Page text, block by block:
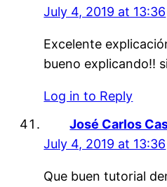
July 4, 2019 at 13:36
Excelente
bueno explicando!!
Log in to Reply
José Carlos
July 4, 2019 at 13:36
Que buen tutorial